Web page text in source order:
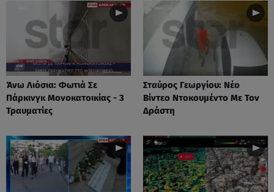
Άνω Λιόσια: Φωτιά Σε
Πάρκινγκ Μονοκατοικίας - 3
Τραυματίες
Σταύρος Γεωργίου: Νέο
Βίντεο Ντοκουμέντο Με Τον
Δράστη